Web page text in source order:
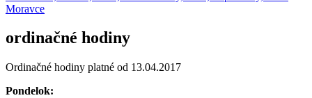
Moravce
ordinačné hodiny
Ordinačné hodiny platné od 13.04.2017
Pondelok: